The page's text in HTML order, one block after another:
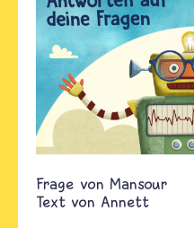
Mansour
Text von Annett